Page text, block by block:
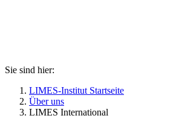
Sie sind hier:
LIMES-Institut Startseite
Über uns
LIMES International